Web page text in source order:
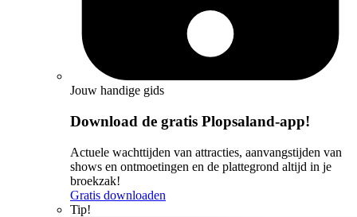
Jouw handige gids
Download de gratis Plopsaland-app!
Actuele wachttijden van attracties, aanvangstijden van
shows en ontmoetingen en de plattegrond altijd in je
broekzak!
Gratis downloaden
Tip!